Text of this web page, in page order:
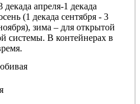
декада апреля-1 декада
(1 декада сентября - 3
зима – для открытой
системы. В контейнерах в